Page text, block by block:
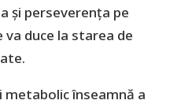
și perseverența pe
duce la starea de
înseamnă a